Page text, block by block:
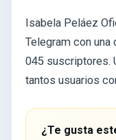
Isabela Peláez
Telegram con
045 suscriptores.
tantos usuarios
¿Te gusta